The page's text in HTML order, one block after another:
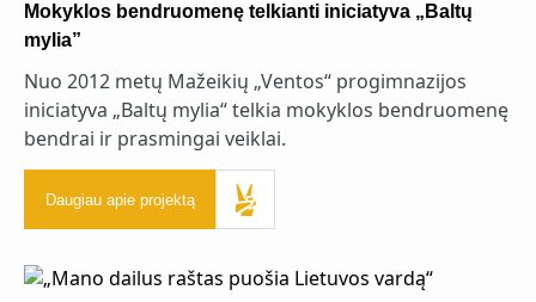
Mokyklos bendruomenę telkianti iniciatyva „Baltų
mylia”
Nuo 2012 metų Mažeikių „Ventos“ progimnazijos
iniciatyva „Baltų mylia“ telkia mokyklos bendruomenę
bendrai ir prasmingai veiklai.
Daugiau apie projektą